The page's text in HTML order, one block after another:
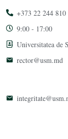
+373 22 244 810
9:00 - 17:00
Universitatea de
rector@usm.md